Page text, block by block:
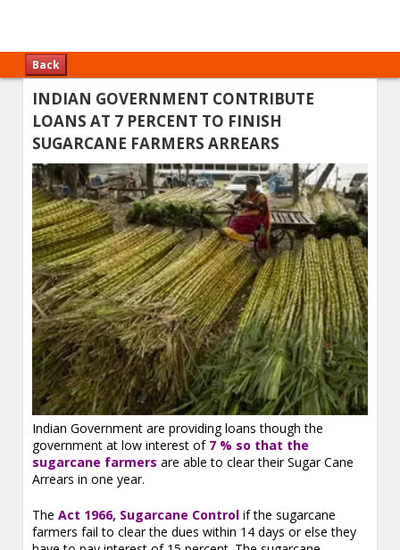
Back
INDIAN GOVERNMENT CONTRIBUTE
LOANS AT 7 PERCENT TO FINISH
SUGARCANE FARMERS ARREARS
Indian Government are providing loans though the
government at low interest of 7 % so that the
sugarcane farmers are able to clear their Sugar Cane
Arrears in one year.
TheAct 1966, Sugarcane Control if the sugarcane
farmers fail to clear the dues within 14 days or else they